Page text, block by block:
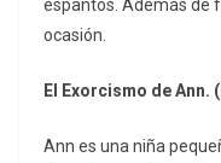
espantos. Además de
ocasión.
El Exorcismo de Ann.
Ann es una niña